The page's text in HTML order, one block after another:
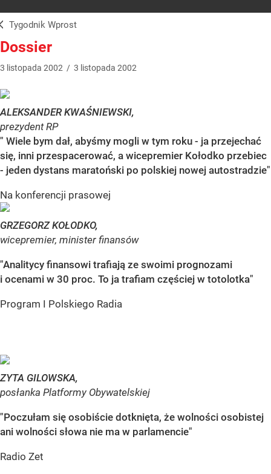
Tygodnik Wprost
Dossier
3 listopada 2002 / 3 listopada 2002
ALEKSANDER KWAŚNIEWSKI,
prezydent RP
" Wiele bym dał, abyśmy mogli w tym roku - ja przejechać
się, inni przespacerować, a wicepremier Kołodko przebiec
- jeden dystans maratoński po polskiej nowej autostradzie"
Na konferencji prasowej
GRZEGORZ KOŁODKO,
wicepremier, minister finansów
"Analitycy finansowi trafiają ze swoimi prognozami
i ocenami w 30 proc. To ja trafiam częściej w totolotka"
Program I Polskiego Radia
ZYTA GILOWSKA,
posłanka Platformy Obywatelskiej
"Poczułam się osobiście dotknięta, że wolności osobistej
ani wolności słowa nie ma w parlamencie"
Radio Zet